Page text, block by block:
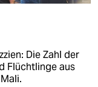
Die Zahl der
Flüchtlinge aus